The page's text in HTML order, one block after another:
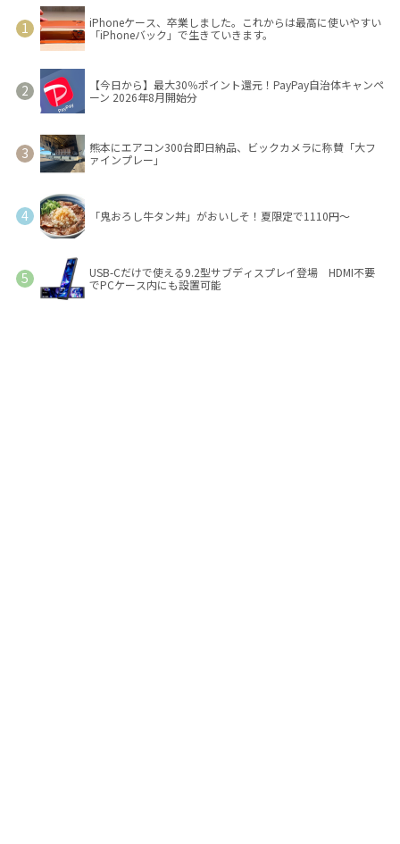
iPhoneケース、卒業しました。これからは最高に使いやすい
「iPhoneバック」で生きていきます。
【今日から】最大30％ポイント還元！PayPay自治体キャンペ
ーン 2026年8月開始分
熊本にエアコン300台即日納品、ビックカメラに称賛「大フ
ァインプレー」
「鬼おろし牛タン丼」がおいしそ！夏限定で1110円～
USB-Cだけで使える9.2型サブディスプレイ登場 HDMI不要
でPCケース内にも設置可能